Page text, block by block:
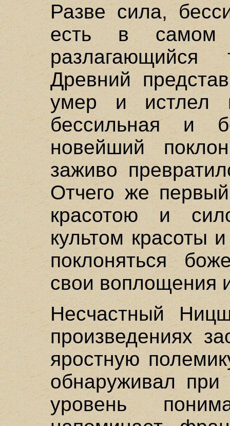
Разве сила,
есть в самом
Древний
умер и истлел
бессильная и
новейший
заживо
Отчего же
красотою и
культом красоты
поклоняться
свои воплощения
Несчастный
произведениях
яростную
обнаруживал
уровень